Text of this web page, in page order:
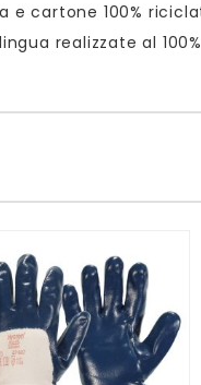
e cartone 100%
realizzate al